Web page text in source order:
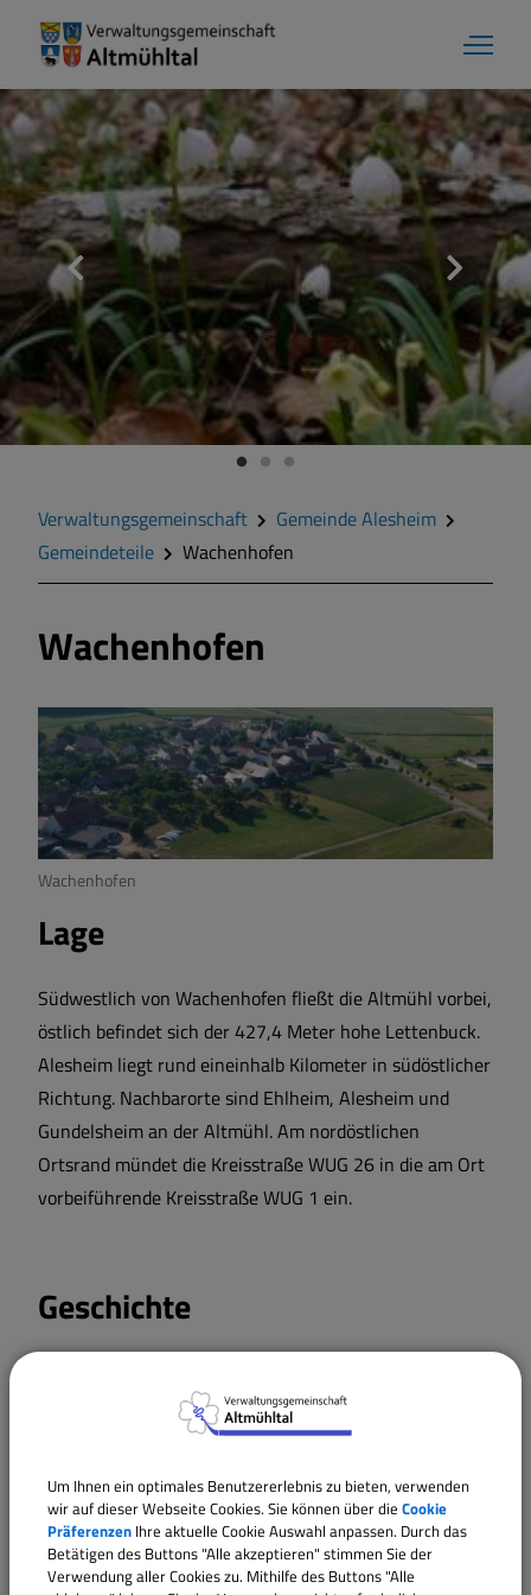
Gemeinde Alesheim
Grußwort
Kontakt
Zahlen und Daten
Geschichte
Gemeindeteile
Mitteilungsblatt
Wohnen und Bauen
Vereine und Gruppen
Sport und Freizeit
Satzungen und Verordnungen
Breitbandversorgung
Wärmeplanung
Verwaltungsgemeinschaft
Gemeinde Alesheim
Gemeindeteile
Wachenhofen
Wachenhofen
Wachenhofen
Lage
Südwestlich von Wachenhofen fließt die Altmühl vorbei,
östlich befindet sich der 427,4 Meter hohe Lettenbuck.
Alesheim liegt rund eineinhalb Kilometer in südöstlicher
Richtung. Nachbarorte sind Ehlheim, Alesheim und
Gundelsheim an der Altmühl. Am nordöstlichen
Ortsrand mündet die Kreisstraße WUG 26 in die am Ort
vorbeiführende Kreisstraße WUG 1 ein.
Geschichte
Neolithikums, der Bronzezeit, der Urgeschichte und der
frühen und späten Latènezeit, sowie drei verebnete
des Mesolithikums. Bis zur Gemeindegebietsreform in
Bayern war Wachenhofen eine selbstständige
Gemeinde. Am 1. April 1971 wurde sie in die Gemeinde
Um Ihnen ein optimales Benutzererlebnis zu bieten, verwenden
wir auf dieser Webseite Cookies. Sie können über die Cookie
Präferenzen Ihre aktuelle Cookie Auswahl anpassen. Durch das
Betätigen des Buttons "Alle akzeptieren" stimmen Sie der
Verwendung aller Cookies zu. Mithilfe des Buttons "Alle